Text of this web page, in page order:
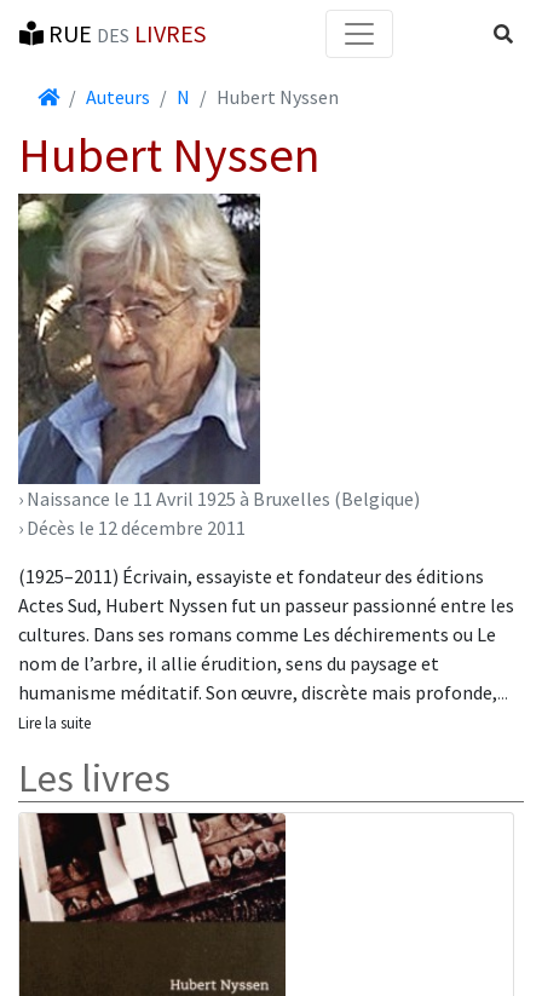
RUE DES LIVRES
AccueilAuteurs N Hubert Nyssen
Hubert Nyssen
› Naissance le 11 Avril 1925 à Bruxelles (Belgique)
› Décès le 12 décembre 2011
(1925–2011) Écrivain, essayiste et fondateur des éditions
Actes Sud, Hubert Nyssen fut un passeur passionné entre les
cultures. Dans ses romans comme Les déchirements ou Le
nom de l’arbre, il allie érudition, sens du paysage et
humanisme méditatif. Son œuvre, discrète mais profonde,...
Lire la suite
Les livres